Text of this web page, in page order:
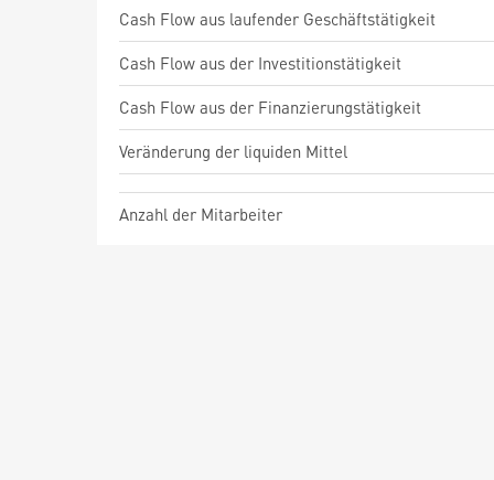
Cash Flow aus laufender Geschäftstätigkeit
Cash Flow aus der Investitionstätigkeit
Cash Flow aus der Finanzierungstätigkeit
Veränderung der liquiden Mittel
Anzahl der Mitarbeiter